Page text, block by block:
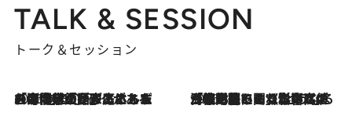
TALK & SESSION
トーク＆セッション
2026.8.3
「今後値上げがあるとすれば…」「リスクがあるのは今年の冬」エネルギー専門家が語る、ホルムズ海峡封鎖が家庭にもたらす“ある心配” 2026.8.3
「住宅建てられない…」「サーチャージ料の高値が続いている」ホルムズ海峡封鎖による影響はいつまで続く？《エネルギー専門家に聞く“どうなる日本の暮らし”》